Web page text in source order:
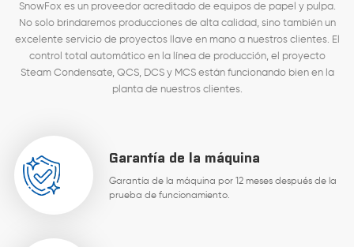
SnowFox es un proveedor acreditado de equipos de papel y pulpa.
No solo brindaremos producciones de alta calidad, sino también un
excelente servicio de proyectos llave en mano a nuestros clientes. El
control total automático en la línea de producción, el proyecto
Steam Condensate, QCS, DCS y MCS están funcionando bien en la
planta de nuestros clientes.
Garantía de la máquina
Garantía de la máquina por 12 meses después de la
prueba de funcionamiento.